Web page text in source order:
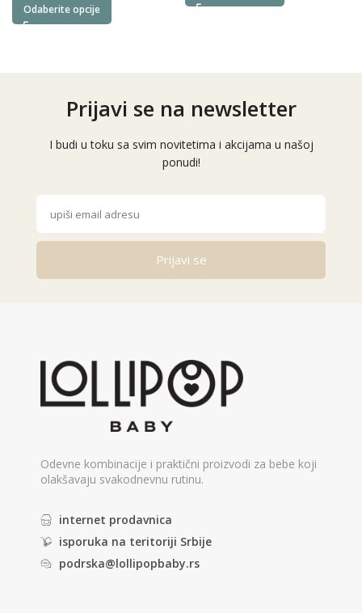
Odaberite opcije
Prijavi se na newsletter
I budi u toku sa svim novitetima i akcijama u našoj
ponudi!
Prijavi se
Odevne kombinacije i praktični proizvodi za bebe koji
olakšavaju svakodnevnu rutinu.
internet prodavnica
isporuka na teritoriji Srbije
podrska@lollipopbaby.rs